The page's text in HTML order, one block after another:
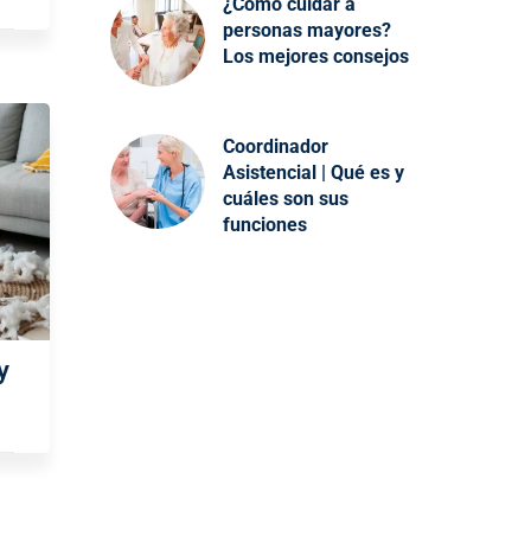
personas mayores?
Los mejores consejos
Coordinador
Asistencial | Qué es y
cuáles son sus
funciones